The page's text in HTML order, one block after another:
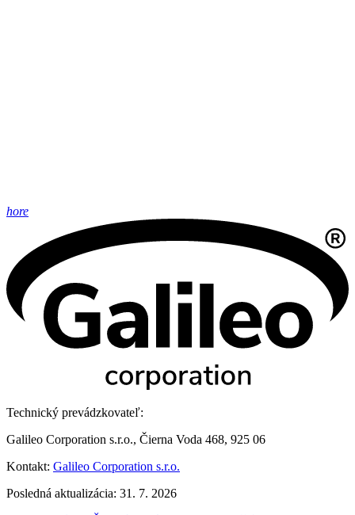
hore
Technický prevádzkovateľ:
Galileo Corporation s.r.o., Čierna Voda 468, 925 06
Kontakt: Galileo Corporation s.r.o.
Posledná aktualizácia: 31. 7. 2026